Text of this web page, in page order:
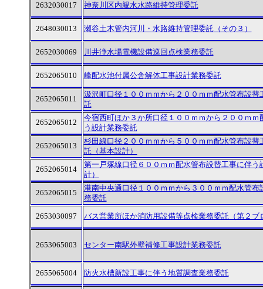
2632030017 神奈川区内親水水路維持管理委託
2648030013 瀬谷土木管内河川・水路維持管理委託（その３）
2652030069 川井浄水場電機設備巡回点検業務委託
2652065010 峰配水池付属公舎解体工事設計業務委託
2652065011
汲沢町口径１００ｍｍから２００ｍｍ配水管布設替
託
2652065012
今宿西町ほか３か所口径１００ｍｍから２００ｍｍ
う設計業務委託
2652065013
杉田線口径２００ｍｍから５００ｍｍ配水管布設替
託（基本設計）
2652065014
第一戸塚線口径６００ｍｍ配水管布設替工事に伴う
計）
2652065015
港南中央通口径１００ｍｍから３００ｍｍ配水管布
務委託
2653030097 バス営業所ほか消防用設備等点検業務委託（第２ブ
2653065003 センター南駅外壁補修工事設計業務委託
2655065004 防火水槽新設工事に伴う地質調査業務委託